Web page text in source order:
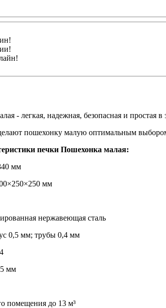
- легкая, надежная, безопасная и простая
пошехонку малую оптимальным
печки Пошехонка малая:
мм
мм
нержавеющая сталь
0,5 мм; трубы 0,4 мм
мм
помещения до 13 м³